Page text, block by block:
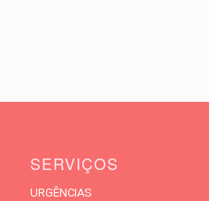
SERVIÇOS
URGÊNCIAS